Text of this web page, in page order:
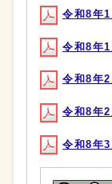
令和8年
令和8年
令和8年
令和8年
令和8年